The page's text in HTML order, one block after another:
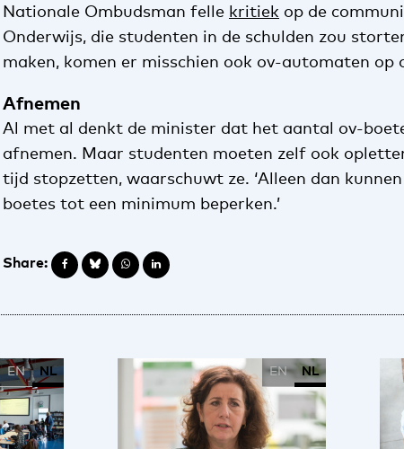
Nationale Ombudsman felle kritiek op de
Onderwijs, die studenten in de schulden zou
maken, komen er misschien ook ov-automaten op
Afnemen
Al met al denkt de minister dat het aantal ov-
afnemen. Maar studenten moeten zelf ook
tijd stopzetten, waarschuwt ze. ‘Alleen dan
boetes tot een minimum beperken.’
Share:
EN NL EN NL